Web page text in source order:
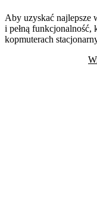
Aby uzyskać najlepsze
i pełną funkcjonalność,
kopmuterach